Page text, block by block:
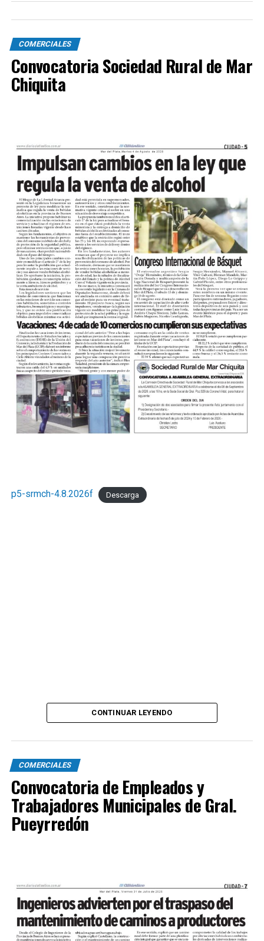
COMERCIALES
Convocatoria Sociedad Rural de Mar
Chiquita
p5-srmch-4.8.2026f Descarga
CONTINUAR LEYENDO
COMERCIALES
Convocatoria de Empleados y
Trabajadores Municipales de Gral.
Pueyrredón